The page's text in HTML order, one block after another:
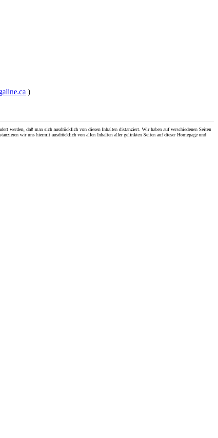
)
werden, daß man sich ausdrücklich von diesen Inhalten distanziert. Wir haben auf verschiedenen Seiten
wir uns hiermit ausdrücklich von allen Inhalten aller gelinkten Seiten auf dieser Homepage und